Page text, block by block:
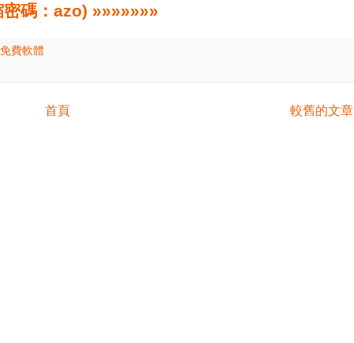
碼：azo) »»»»»»»
免費軟體
較舊的文章
首頁